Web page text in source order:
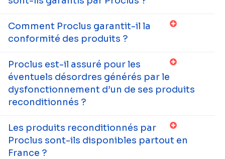
Comment Proclus garantit-il la
conformité des produits ?
Proclus est-il assuré pour les
éventuels désordres générés par le
dysfonctionnement d’un de ses produits
reconditionnés ?
Les produits reconditionnés par
Proclus sont-ils disponibles partout en
France ?